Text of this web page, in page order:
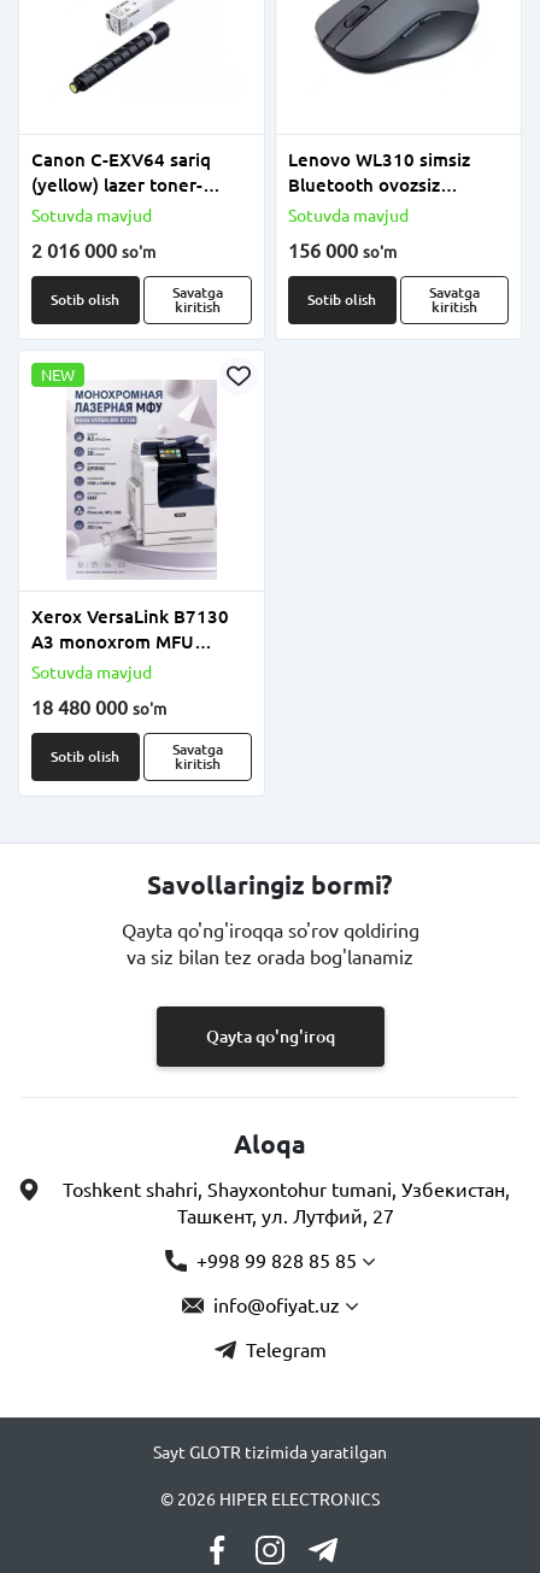
Canon C-EXV64 sariq
(yellow) lazer toner-
kartriji
Sotuvda mavjud
2 016 000 so'm
Sotib olish
Savatga
kiritish
Lenovo WL310 simsiz
Bluetooth ovozsiz
sichqonchasi (Mahsulot
Kulrang/Qora
Sotuvda mavjud
156 000 so'm
Sotib olish
Savatga
kiritish
NEW
Xerox VersaLink B7130
A3 monoxrom MFU
(Printer/Kopir/Skaner, 30
Tarmoqli)
Sotuvda mavjud
18 480 000 so'm
Sotib olish
Savatga
kiritish
Savollaringiz bormi?
Qayta qo'ng'iroqqa so'rov qoldiring
va siz bilan tez orada bog'lanamiz
Qayta qo'ng'iroq
Aloqa
Toshkent shahri, Shayxontohur tumani, Узбекистан,
Ташкент, ул. Лутфий, 27
+998 99 828 85 85
info@ofiyat.uz
Telegram
Sayt GLOTR tizimida yaratilgan
© 2026 HIPER ELECTRONICS